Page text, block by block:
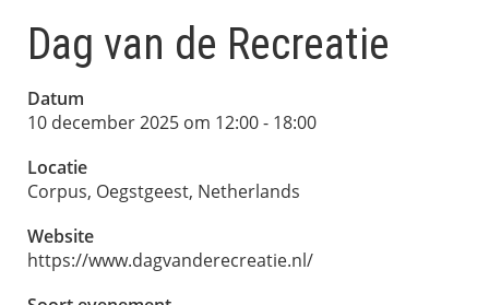
Dag van de Recreatie
Datum
10 december 2025 om 12:00- 18:00
Locatie
Corpus, Oegstgeest, Netherlands
Website
https://www.dagvanderecreatie.nl/